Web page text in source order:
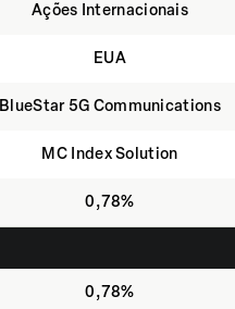
Ações Internacionais
EUA
BlueStar 5G Communications
MC Index Solution
0,78%
0,78%